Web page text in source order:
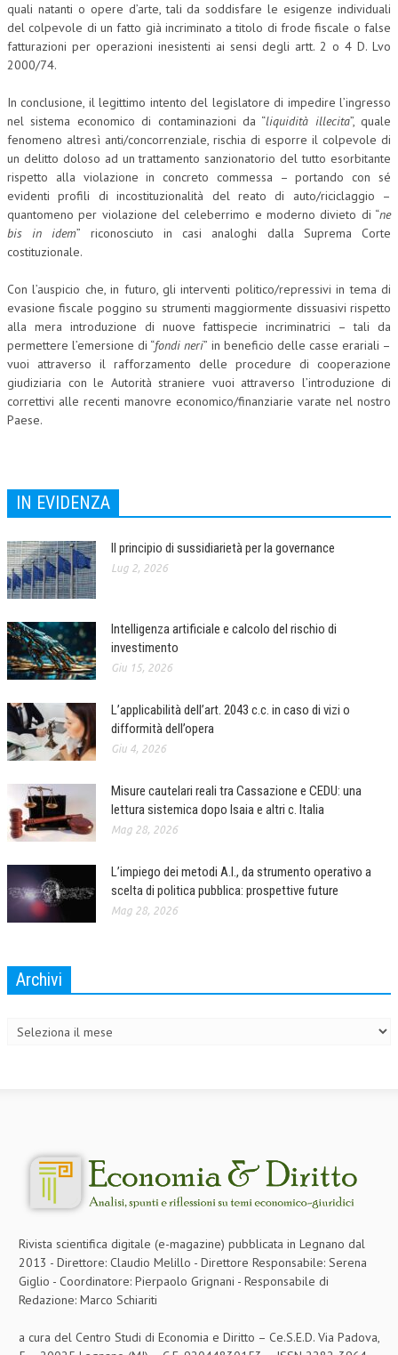
quali natanti o opere d’arte, tali da soddisfare le esigenze individuali
del colpevole di un fatto già incriminato a titolo di frode fiscale o false
fatturazioni per operazioni inesistenti ai sensi degli artt. 2 o 4 D. Lvo
2000/74.
In conclusione, il legittimo intento del legislatore di impedire l’ingresso
nel sistema economico di contaminazioni da “liquidità illecita”, quale
fenomeno altresì anti/concorrenziale, rischia di esporre il colpevole di
un delitto doloso ad un trattamento sanzionatorio del tutto esorbitante
rispetto alla violazione in concreto commessa – portando con sé
evidenti profili di incostituzionalità del reato di auto/riciclaggio –
quantomeno per violazione del celeberrimo e moderno divieto di “ne
bis in idem” riconosciuto in casi analoghi dalla Suprema Corte
costituzionale.
Con l’auspicio che, in futuro, gli interventi politico/repressivi in tema di
evasione fiscale poggino su strumenti maggiormente dissuasivi rispetto
alla mera introduzione di nuove fattispecie incriminatrici – tali da
permettere l’emersione di “fondi neri” in beneficio delle casse erariali –
vuoi attraverso il rafforzamento delle procedure di cooperazione
giudiziaria con le Autorità straniere vuoi attraverso l’introduzione di
correttivi alle recenti manovre economico/finanziarie varate nel nostro
Paese.
IN EVIDENZA
Il principio di sussidiarietà per la governance
Lug 2, 2026
Intelligenza artificiale e calcolo del rischio di
investimento
Giu 15, 2026
L’applicabilità dell’art. 2043 c.c. in caso di vizi o
difformità dell’opera
Giu 4, 2026
Misure cautelari reali tra Cassazione e CEDU: una
lettura sistemica dopo Isaia e altri c. Italia
Mag 28, 2026
L’impiego dei metodi A.I., da strumento operativo a
scelta di politica pubblica: prospettive future
Mag 28, 2026
Archivi
Rivista scientifica digitale (e-magazine) pubblicata in Legnano dal
2013 - Direttore: Claudio Melillo - Direttore Responsabile: Serena
Giglio - Coordinatore: Pierpaolo Grignani - Responsabile di
Redazione: Marco Schiariti
a cura del Centro Studi di Economia e Diritto – Ce.S.E.D. Via Padova,